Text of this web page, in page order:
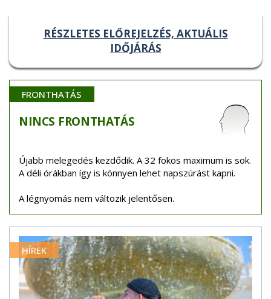
RÉSZLETES ELŐREJELZÉS, AKTUÁLIS
IDŐJÁRÁS
FRONTHATÁS
NINCS FRONTHATÁS
Újabb melegedés kezdődik. A 32 fokos maximum is sok.
A déli órákban így is könnyen lehet napszúrást kapni.
A légnyomás nem változik jelentősen.
HÍREK